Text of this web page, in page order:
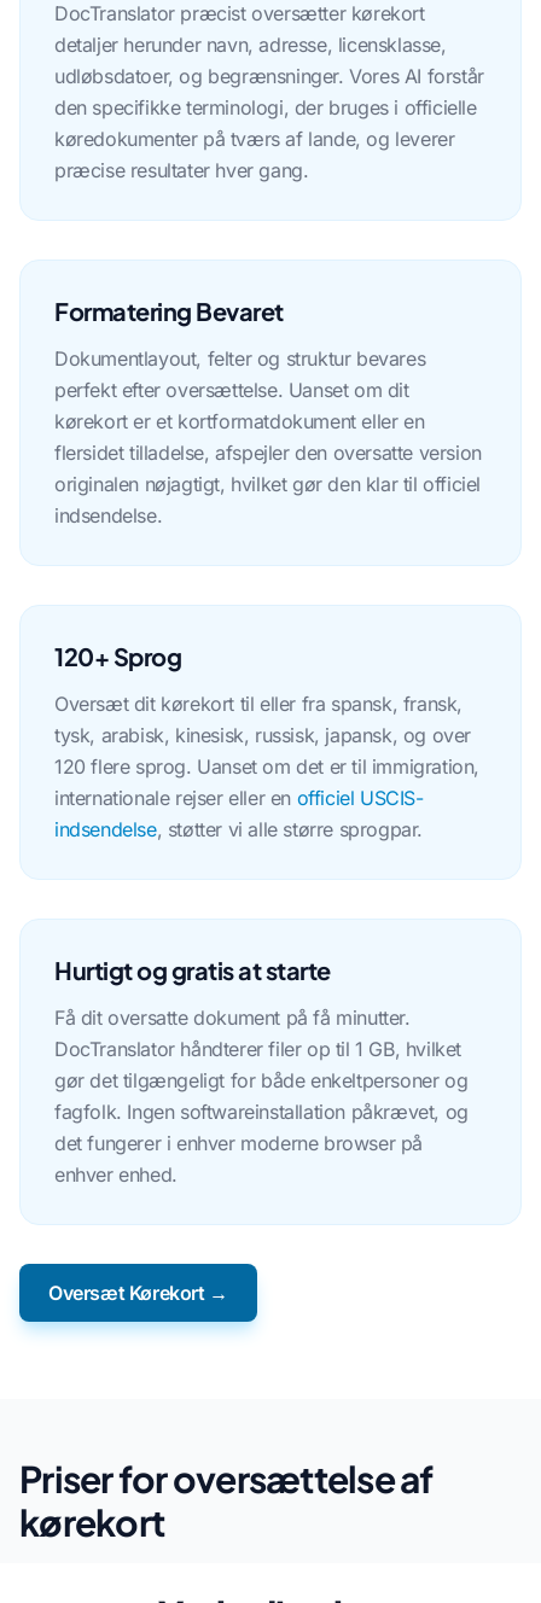
DocTranslator præcist oversætter kørekort
detaljer herunder navn, adresse, licensklasse,
udløbsdatoer, og begrænsninger. Vores AI forstår
den specifikke terminologi, der bruges i officielle
køredokumenter på tværs af lande, og leverer
præcise resultater hver gang.
Formatering Bevaret
Dokumentlayout, felter og struktur bevares
perfekt efter oversættelse. Uanset om dit
kørekort er et kortformatdokument eller en
flersidet tilladelse, afspejler den oversatte version
originalen nøjagtigt, hvilket gør den klar til officiel
indsendelse.
120+ Sprog
Oversæt dit kørekort til eller fra spansk, fransk,
tysk, arabisk, kinesisk, russisk, japansk, og over
120 flere sprog. Uanset om det er til immigration,
internationale rejser eller en officiel USCIS-
indsendelse, støtter vi alle større sprogpar.
Hurtigt og gratis at starte
Få dit oversatte dokument på få minutter.
DocTranslator håndterer filer op til 1 GB, hvilket
gør det tilgængeligt for både enkeltpersoner og
fagfolk. Ingen softwareinstallation påkrævet, og
det fungerer i enhver moderne browser på
enhver enhed.
Oversæt Kørekort →
Priser for oversættelse af
kørekort